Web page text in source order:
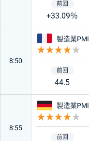
+33.09％
8:50
フランス
製造業PMI
44.5
8:55
ドイツ
製造業PMI